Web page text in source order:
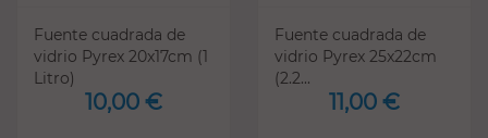
Fuente cuadrada de
vidrio Pyrex 20x17cm (1
Litro)
10,00 €
Fuente cuadrada de
vidrio Pyrex 25x22cm
(2.2...
11,00 €